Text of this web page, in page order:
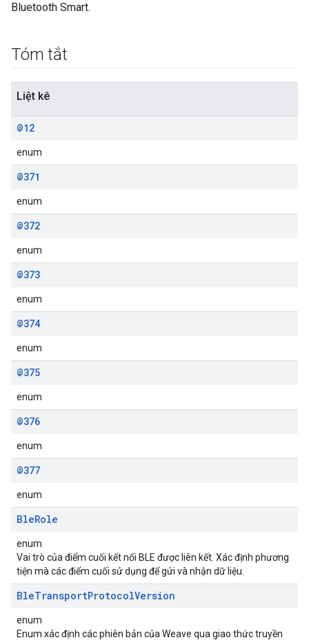
Bluetooth Smart.
Tóm tắt
Liệt kê
@12
enum
@371
enum
@372
enum
@373
enum
@374
enum
@375
enum
@376
enum
@377
enum
BleRole
enum
Vai trò của điểm cuối kết nối BLE được liên kết. Xác định phương
tiện mà các điểm cuối sử dụng để gửi và nhận dữ liệu.
BleTransportProtocolVersion
enum
Enum xác định các phiên bản của Weave qua giao thức truyền